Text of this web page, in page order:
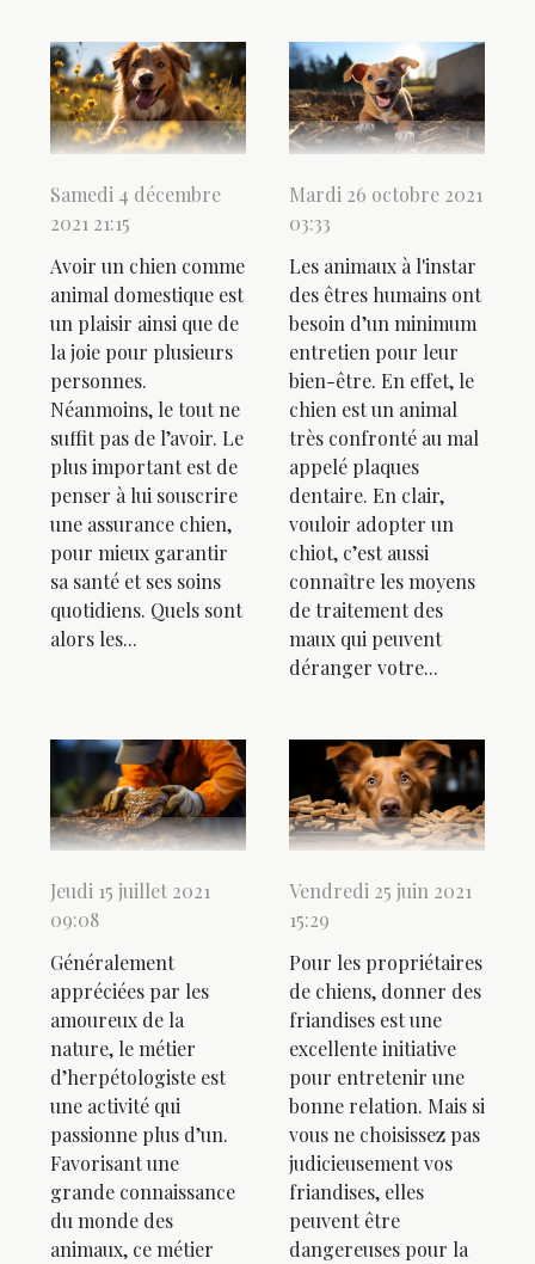
Samedi 4 décembre
2021 21:15
Avoir un chien comme
animal domestique est
un plaisir ainsi que de
la joie pour plusieurs
personnes.
Néanmoins, le tout ne
suffit pas de l’avoir. Le
plus important est de
penser à lui souscrire
une assurance chien,
pour mieux garantir
sa santé et ses soins
quotidiens. Quels sont
alors les...
Mardi 26 octobre 2021
03:33
Les animaux à l'instar
des êtres humains ont
besoin d’un minimum
entretien pour leur
bien-être. En effet, le
chien est un animal
très confronté au mal
appelé plaques
dentaire. En clair,
vouloir adopter un
chiot, c’est aussi
connaître les moyens
de traitement des
maux qui peuvent
déranger votre...
Jeudi 15 juillet 2021
09:08
Généralement
appréciées par les
amoureux de la
nature, le métier
d’herpétologiste est
une activité qui
passionne plus d’un.
Favorisant une
grande connaissance
du monde des
animaux, ce métier
Vendredi 25 juin 2021
15:29
Pour les propriétaires
de chiens, donner des
friandises est une
excellente initiative
pour entretenir une
bonne relation. Mais si
vous ne choisissez pas
judicieusement vos
friandises, elles
peuvent être
dangereuses pour la